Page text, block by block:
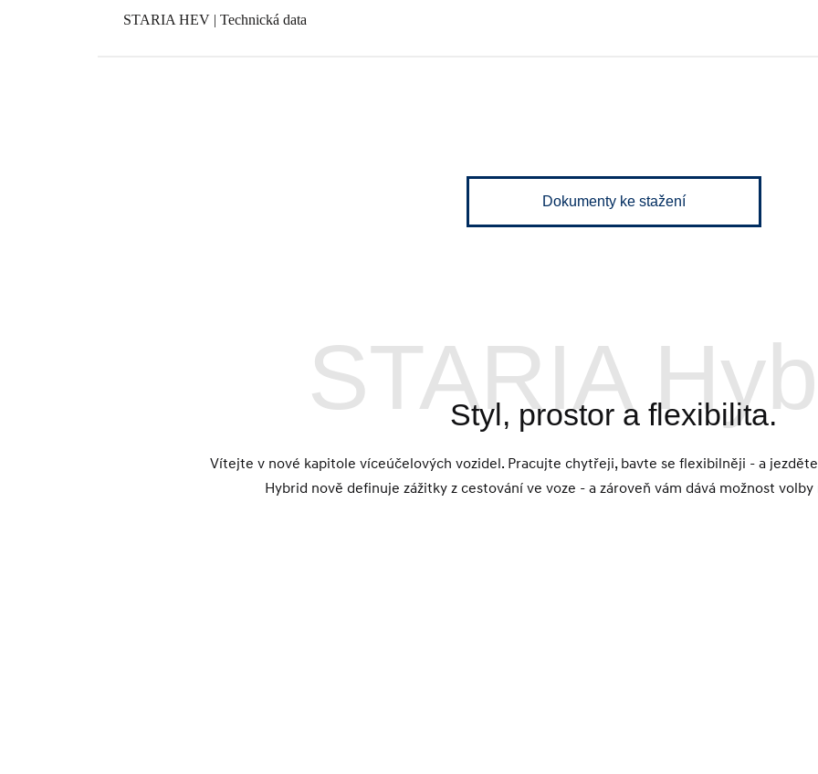
STARIA HEV | Technická data
Dokumenty ke stažení
STARIA
Styl, prostor a flexibilita.
Vítejte v nové kapitole víceúčelových vozidel. Pracujte chytřeji, bavte se flexibilněji - a
Hybrid nově definuje zážitky z cestování ve voze - a zároveň vám dává možnost volby